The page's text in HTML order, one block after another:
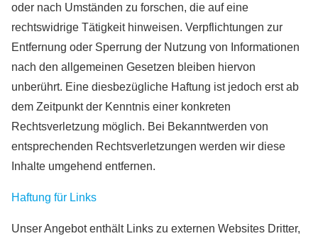
oder nach Umständen zu forschen, die auf eine
rechtswidrige Tätigkeit hinweisen. Verpflichtungen zur
Entfernung oder Sperrung der Nutzung von Informationen
nach den allgemeinen Gesetzen bleiben hiervon
unberührt. Eine diesbezügliche Haftung ist jedoch erst ab
dem Zeitpunkt der Kenntnis einer konkreten
Rechtsverletzung möglich. Bei Bekanntwerden von
entsprechenden Rechtsverletzungen werden wir diese
Inhalte umgehend entfernen.
Haftung für Links
Unser Angebot enthält Links zu externen Websites Dritter,